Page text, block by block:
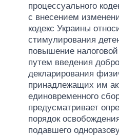
процессуального
с внесением
кодекс Украины
стимулирования
повышение
путем введения
декларирования
принадлежащих им
единовременного
предусматривает
порядок
подавшего